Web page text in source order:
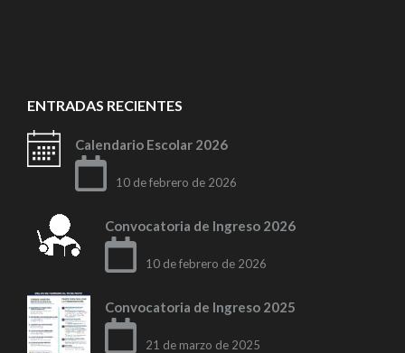
ENTRADAS RECIENTES
Calendario Escolar 2026
10 de febrero de 2026
Convocatoria de Ingreso 2026
10 de febrero de 2026
Convocatoria de Ingreso 2025
21 de marzo de 2025